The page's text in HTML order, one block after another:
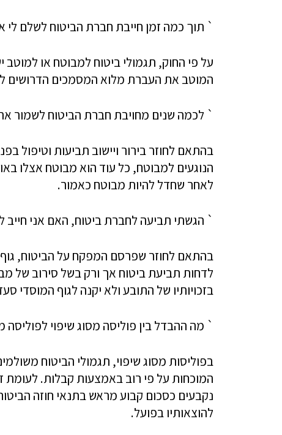
` תוך כמה זמן חייבת חברת הביטוח לשלם
המוטב את העברת מלוא המסמכים הדרושים
` לכמה שנים מחויבת חברת הביטוח לשמור
​בהתאם לחוזר בירור ויישוב תביעות וטיפול
הנוגעים למבוטח, כל עוד הוא מבוטח אצלו
לאחר שחדל להיות מבוטח כאמור.
` הגשתי תביעה לחברת ביטוח, האם אני חייב
​בהתאם לחוזר שפרסם המפקח על הביטוח, גוף
לדחות תביעת ביטוח אך ורק בשל סירוב של
בזכויותיו של התובע ולא יקנה לגוף המוסדי
` מה ההבדל בין פוליסה מסוג שיפוי לפוליסה
בפוליסות מסוג שיפוי, תגמולי הביטוח
המוכחות על פי רוב באמצעות קבלות. לעומת
נקבעים כסכום קבוע מראש בתנאי חוזה
להוצאותיו בפועל.